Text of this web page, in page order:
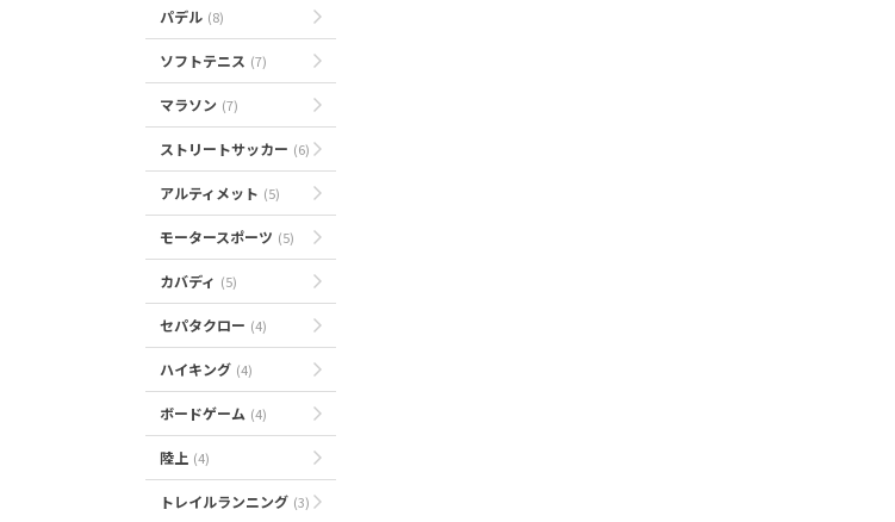
パデル (8)
ソフトテニス (7)
マラソン (7)
ストリートサッカー (6)
アルティメット (5)
モータースポーツ (5)
カバディ (5)
セパタクロー (4)
ハイキング (4)
ボードゲーム (4)
陸上 (4)
トレイルランニング (3)